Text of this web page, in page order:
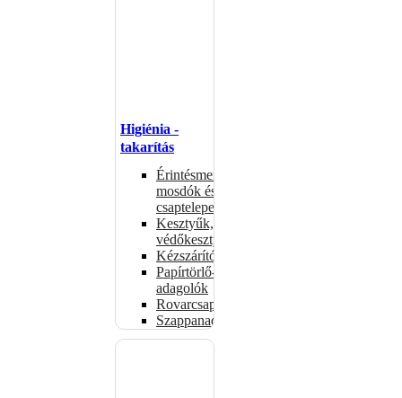
Higiénia -
takarítás
Érintésmentes
mosdók és
csaptelepek
Kesztyűk,
védőkesztyűk
Kézszárítók
Papírtörlő-
adagolók
Rovarcsapdák
Szappanadagolók